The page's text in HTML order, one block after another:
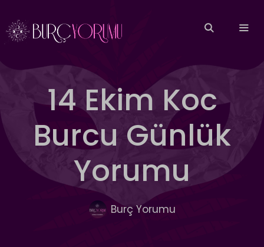
atla
14 Ekim Koc
Burcu Günlük
Yorumu
Burç Yorumu